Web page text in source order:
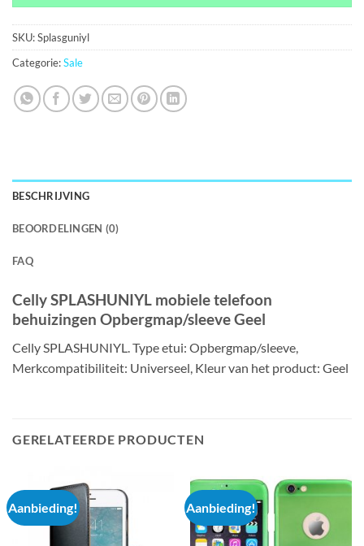
SKU:Splasguniyl
Categorie:Sale
BESCHRIJVING
BEOORDELINGEN (0)
FAQ
Celly SPLASHUNIYL mobiele telefoon
behuizingen Opbergmap/sleeve Geel
Celly SPLASHUNIYL. Type etui: Opbergmap/sleeve,
Merkcompatibiliteit: Universeel, Kleur van het product: Geel
GERELATEERDE PRODUCTEN
Aanbieding! Aanbieding!